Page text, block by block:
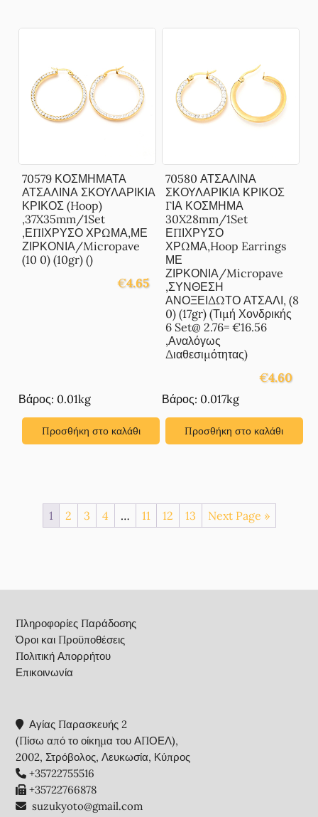
70579 ΚΟΣΜΗΜΑΤΑ
ΑΤΣΑΛΙΝΑ ΣΚΟΥΛΑΡΙΚΙΑ
ΚΡΙΚΟΣ (Hoop)
,37X35mm/1Set
,ΕΠΙΧΡΥΣΟ ΧΡΩΜΑ,ΜΕ
ΖΙΡΚΟΝΙΑ/Micropave
(10 0) (10gr) ()
€4.65
Βάρος: 0.01kg
Προσθήκη στο καλάθι
70580 ΑΤΣΑΛΙΝΑ
ΣΚΟΥΛΑΡΙΚΙΑ ΚΡΙΚΟΣ
ΓΙΑ ΚΟΣΜΗΜΑ
30X28mm/1Set
ΕΠΙΧΡΥΣΟ
ΧΡΩΜΑ,Hoop Earrings
ΜΕ
ΖΙΡΚΟΝΙΑ/Micropave
,ΣΥΝΘΕΣΗ
ΑΝΟΞΕΙΔΩΤΟ ΑΤΣΑΛΙ, (8
0) (17gr) (Τιμή Χονδρικής
6 Set@ 2.76= €16.56
,Αναλόγως
Διαθεσιμότητας)
€4.60
Βάρος: 0.017kg
Προσθήκη στο καλάθι
1 2 3 4 … 11 12 13 Next Page »
Πληροφορίες Παράδοσης
Όροι και Προϋποθέσεις
Πολιτική Απορρήτου
Επικοινωνία
Αγίας Παρασκευής 2
(Πίσω από το οίκημα του ΑΠΟΕΛ),
2002, Στρόβολος, Λευκωσία, Κύπρος
+35722755516
+35722766878
suzukyoto@gmail.com